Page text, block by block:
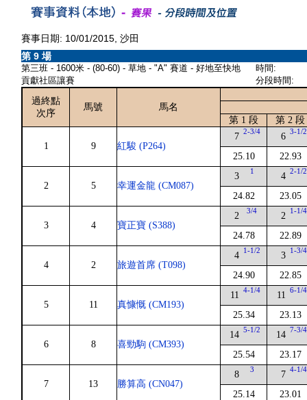
賽事日期: 10/01/2015, 沙田
第 9 場
第三班 - 1600米 - (80-60) - 草地 - "A" 賽道 - 好地至快地
貢獻社區讓賽
時間:
分段時間:
過終點
次序
馬號
馬名
第 1 段
第 2 段
1 9 紅駿 (P264)
7 2-3/4
25.10
6 3-1/2
22.93
2 5 幸運金龍 (CM087)
3 1
24.82
4 2-1/2
23.05
3 4 寶正寶 (S388)
2 3/4
24.78
2 1-1/4
22.89
4 2 旅遊首席 (T098)
4 1-1/2
24.90
3 1-3/4
22.85
5 11 真慷慨 (CM193)
11 4-1/4
25.34
11 6-1/4
23.13
6 8 喜勁駒 (CM393)
14 5-1/2
25.54
14 7-3/4
23.17
7 13 勝算高 (CN047)
8 3
25.14
7 4-1/4
23.01